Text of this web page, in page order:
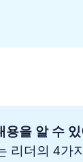
용을 알 수
리더의 4가